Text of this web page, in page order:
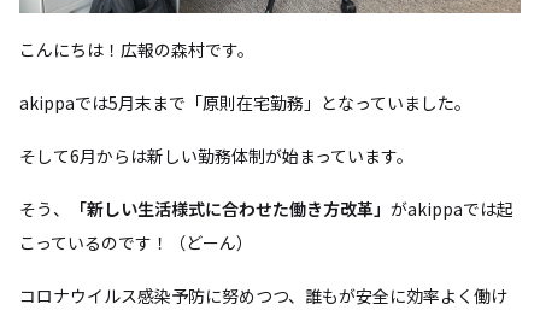
こんにちは！広報の森村です。
akippaでは5月末まで「原則在宅勤務」となっていました。
そして6月からは新しい勤務体制が始まっています。
そう、 「新しい生活様式に合わせた働き方改革」 がakippaでは起
こっているのです！（どーん）
コロナウイルス感染予防に努めつつ、誰もが安全に効率よく働け